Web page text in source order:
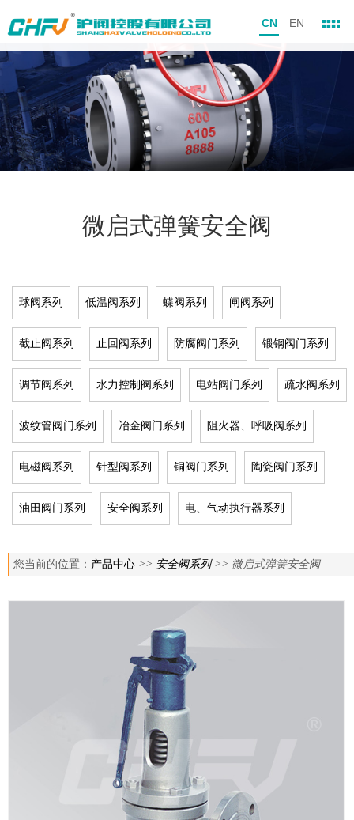
CN EN
微启式弹簧安全阀
球阀系列 低温阀系列 蝶阀系列 闸阀系列
截止阀系列 止回阀系列 防腐阀门系列 锻钢阀门系列
调节阀系列 水力控制阀系列 电站阀门系列 疏水阀系列
波纹管阀门系列 冶金阀门系列 阻火器、呼吸阀系列
电磁阀系列 针型阀系列 铜阀门系列 陶瓷阀门系列
油田阀门系列 安全阀系列 电、气动执行器系列
您当前的位置： 产品中心 >> 安全阀系列>> 微启式弹簧安全阀